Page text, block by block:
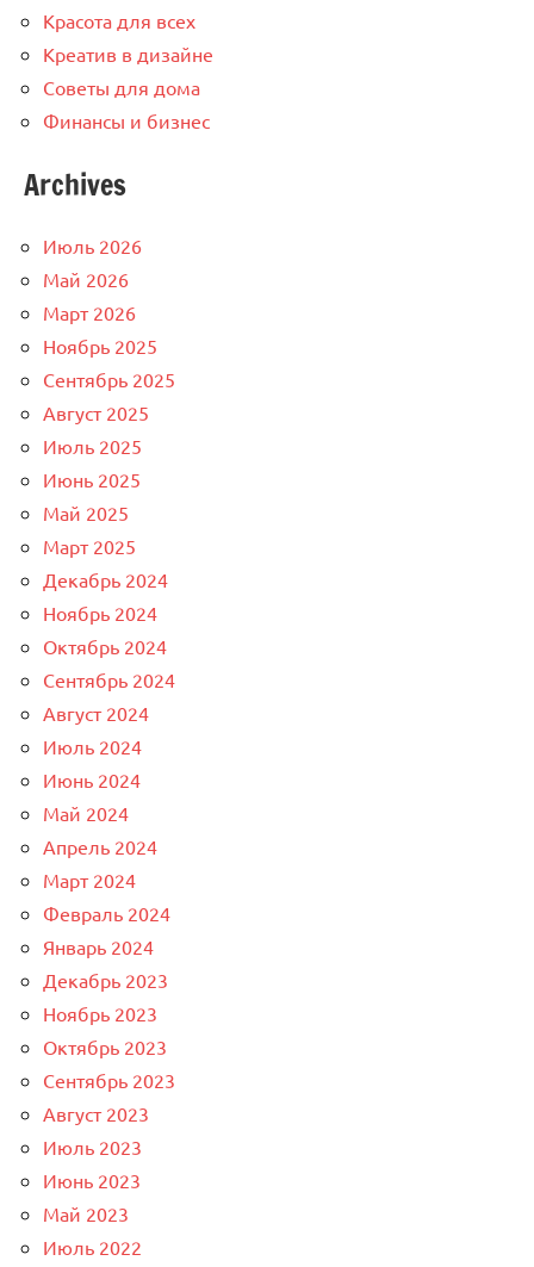
Красота для всех
Креатив в дизайне
Советы для дома
Финансы и бизнес
Archives
Июль 2026
Май 2026
Март 2026
Ноябрь 2025
Сентябрь 2025
Август 2025
Июль 2025
Июнь 2025
Май 2025
Март 2025
Декабрь 2024
Ноябрь 2024
Октябрь 2024
Сентябрь 2024
Август 2024
Июль 2024
Июнь 2024
Май 2024
Апрель 2024
Март 2024
Февраль 2024
Январь 2024
Декабрь 2023
Ноябрь 2023
Октябрь 2023
Сентябрь 2023
Август 2023
Июль 2023
Июнь 2023
Май 2023
Июль 2022